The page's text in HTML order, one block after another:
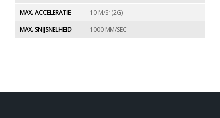
MAX. ACCELERATIE 10 M/S² (2G)
MAX. SNIJSNELHEID 1000 MM/SEC